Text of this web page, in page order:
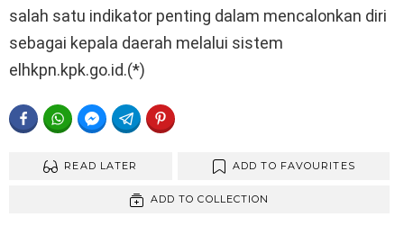
salah satu indikator penting dalam mencalonkan diri
sebagai kepala daerah melalui sistem
elhkpn.kpk.go.id.(*)
FACEBOOKWHATSAPPFACEBOOK MESSENGER
TELEGRAM
READ LATER ADD TO FAVOURITES
ADD TO COLLECTION